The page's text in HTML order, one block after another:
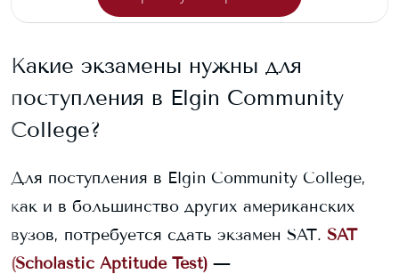
Какие экзамены нужны для
поступления в Elgin Community
College?
Для поступления в Elgin Community College,
как и в большинство других американских
вузов, потребуется сдать экзамен SAT. SAT
(Scholastic Aptitude Test) —